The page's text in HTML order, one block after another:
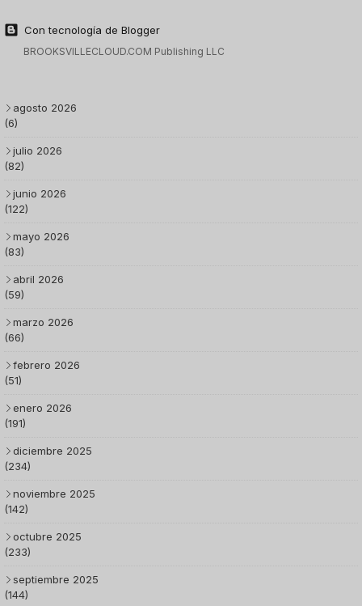
Con tecnología de Blogger
BROOKSVILLECLOUD.COM Publishing LLC
agosto 2026
(6)
julio 2026
(82)
junio 2026
(122)
mayo 2026
(83)
abril 2026
(59)
marzo 2026
(66)
febrero 2026
(51)
enero 2026
(191)
diciembre 2025
(234)
noviembre 2025
(142)
octubre 2025
(233)
septiembre 2025
(144)